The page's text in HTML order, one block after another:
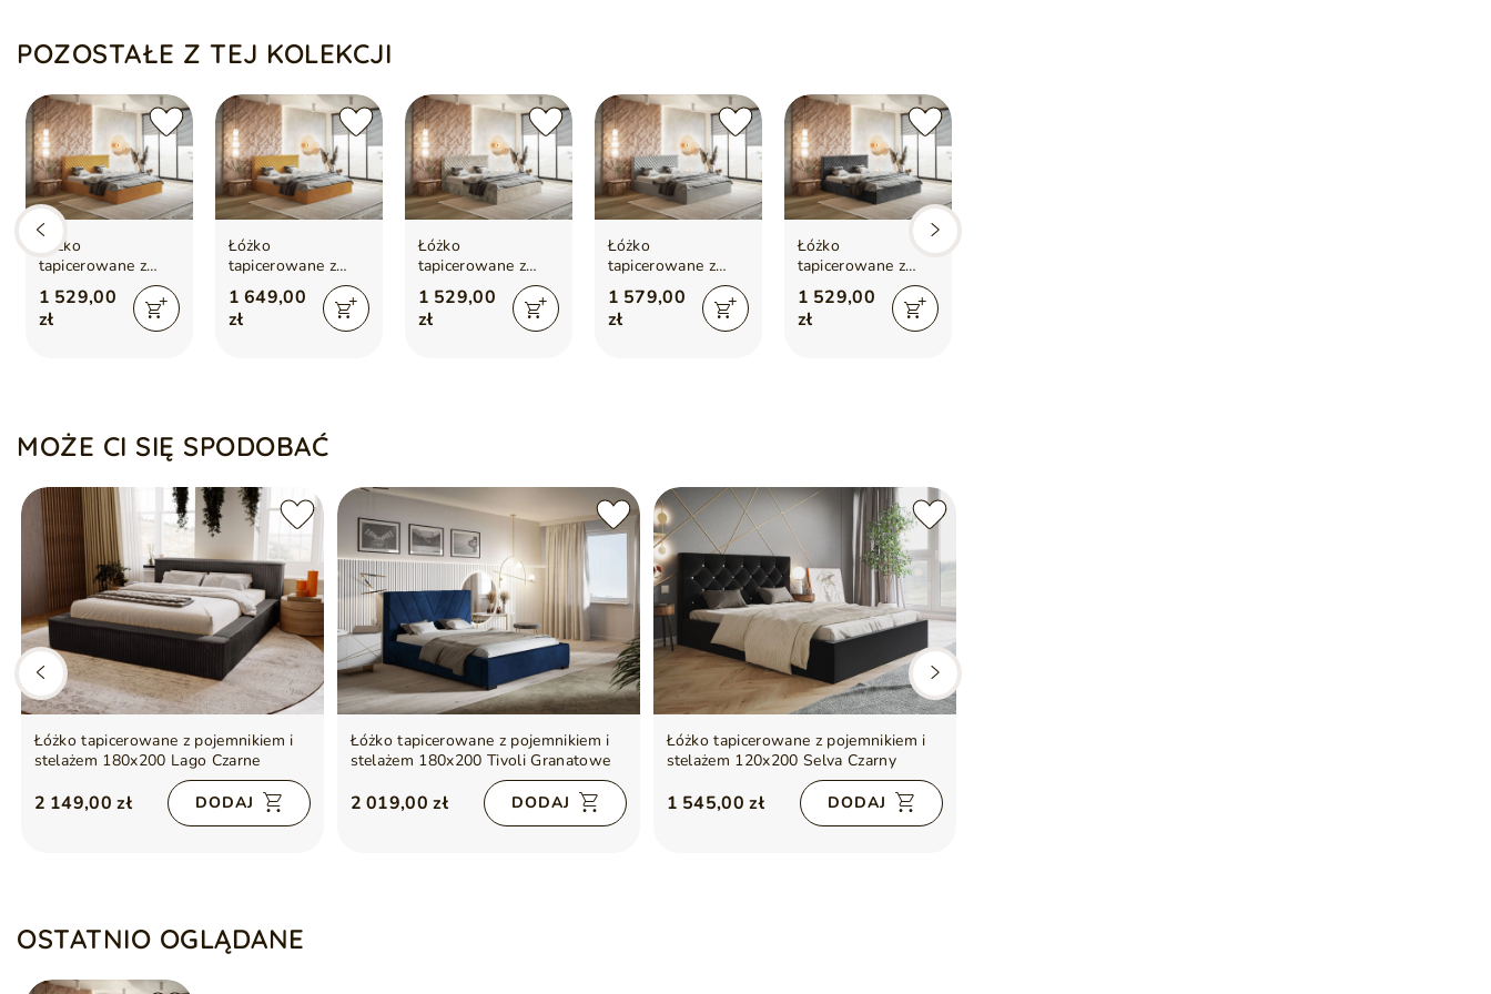
POZOSTAŁE Z TEJ KOLEKCJI
Łóżko
tapicerowane z
pojemnikiem i
stelażem 140x200
Esma Żółte
1 529,00
zł
Łóżko
tapicerowane z
pojemnikiem i
stelażem 180x200
Esma Żółte
1 649,00
zł
Łóżko
tapicerowane z
pojemnikiem i
stelażem 140x200
Esma Beżowe
1 529,00
zł
Łóżko
tapicerowane z
pojemnikiem i
stelażem 160x200
Esma Szare
1 579,00
zł
Łóżko
tapicerowane z
pojemnikiem i
stelażem 140x200
Esma Ciemnoszare
1 529,00
zł
MOŻE CI SIĘ SPODOBAĆ
Łóżko tapicerowane z pojemnikiem i
stelażem 180x200 Lago Czarne
2 149,00 zł DODAJ
Łóżko tapicerowane z pojemnikiem i
stelażem 180x200 Tivoli Granatowe
2 019,00 zł DODAJ
Łóżko tapicerowane z pojemnikiem i
stelażem 120x200 Selva Czarny
1 545,00 zł DODAJ
OSTATNIO OGLĄDANE